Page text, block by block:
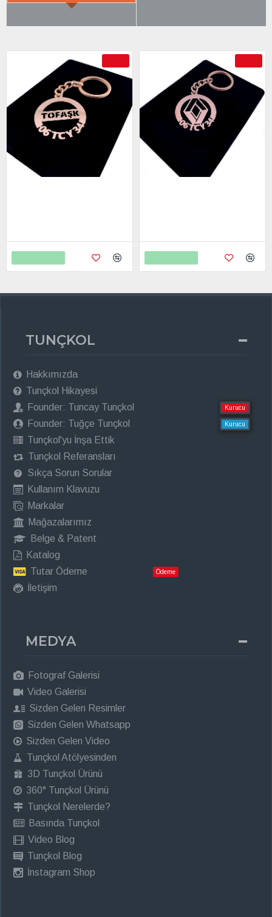
TUNÇKOL
Hakkımızda
Tunçkol Hikayesi
Founder: Tuncay Tunçkol
Kurucu
Founder: Tuğçe Tunçkol Kurucu
Tunçkol'yu İnşa Ettik
Tunçkol Referansları
Sıkça Sorun Sorular
Kullanım Klavuzu
Markalar
Mağazalarımız
Belge & Patent
Katalog
Tutar Ödeme
Ödeme
İletişim
MEDYA
Fotograf Galerisi
Video Galerisi
Sizden Gelen Resimler
Sizden Gelen Whatsapp
Sizden Gelen Video
Tunçkol Atölyesinden
3D Tunçkol Ürünü
360° Tunçkol Ürünü
Tunçkol Nerelerde?
Basında Tunçkol
Video Blog
Tunçkol Blog
İnstagram Shop